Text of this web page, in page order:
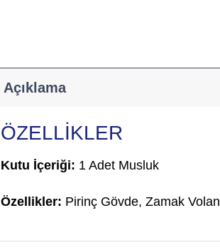
Açıklama
ÖZELLİKLER
Kutu İçeriği: 1 Adet Musluk
Özellikler: Pirinç Gövde, Zamak Volan